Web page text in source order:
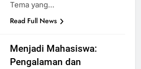
Tema yang…
Read Full News
Menjadi Mahasiswa:
Pengalaman dan